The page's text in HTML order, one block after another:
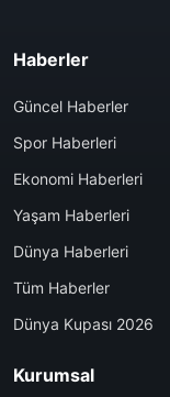
Haberler
Güncel Haberler
Spor Haberleri
Ekonomi Haberleri
Yaşam Haberleri
Dünya Haberleri
Tüm Haberler
Dünya Kupası 2026
Kurumsal